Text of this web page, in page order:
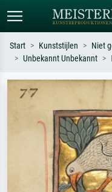
Zoek op kunstenaar, titel of stijl
Monet, Sterrennacht,
Hokusai-golf, naakt.
Start Kunststijlen
Niet
Unbekannt Unbekannt